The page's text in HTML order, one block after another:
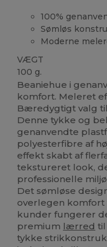
100%
Sømløs
Moderne
VÆGT
100 g.
Beaniehue i
komfort. Meleret
Bæredygtigt valg
Denne tykke og
genanvendte
polyesterfibre af
effekt skabt af
tekstureret look,
professionelle
Det sømløse
overlegen komfort
kunder fungerer
premium lærred til
tykke